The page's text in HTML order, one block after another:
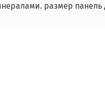
размер панель